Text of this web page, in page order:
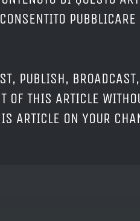
PUBLISH,
OF THIS ARTICLE
ARTICLE ON YOUR